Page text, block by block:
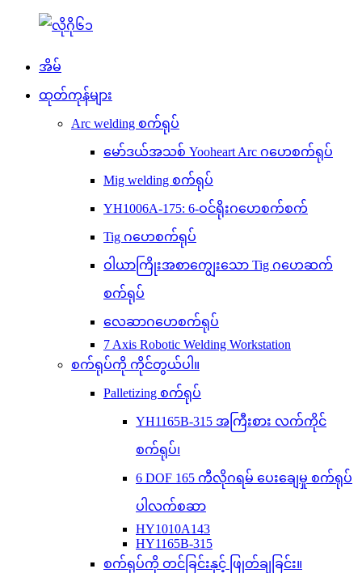
အိမ်
ထုတ်ကုန်များ
Arc welding စက်ရုပ်
မော်ဒယ်အသစ် Yooheart Arc ဂဟေစက်ရုပ်
Mig welding စက်ရုပ်
YH1006A-175: 6-ဝင်ရိုးဂဟေစက်စက်
Tig ဂဟေစက်ရုပ်
ဝါယာကြိုးအစာကျွေးသော Tig ဂဟေဆက်
စက်ရုပ်
လေဆာဂဟေစက်ရုပ်
7 Axis Robotic Welding Workstation
စက်ရုပ်ကို ကိုင်တွယ်ပါ။
Palletizing စက်ရုပ်
YH1165B-315 အကြီးစား လက်ကိုင်
စက်ရုပ်၊
6 DOF 165 ကီလိုဂရမ် ပေးချေမှု စက်ရုပ်
ပါလက်စဆာ
HY1010A143
HY1165B-315
စက်ရုပ်ကို တင်ခြင်းနှင့် ဖြုတ်ချခြင်း။